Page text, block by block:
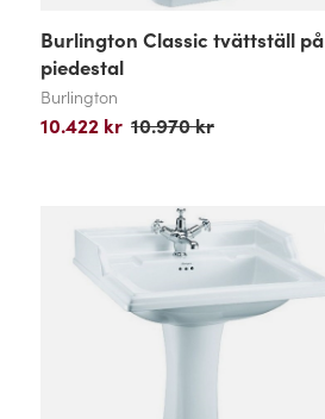
Burlington Classic tvättställ på
piedestal
Burlington
10.422 kr 10.970 kr